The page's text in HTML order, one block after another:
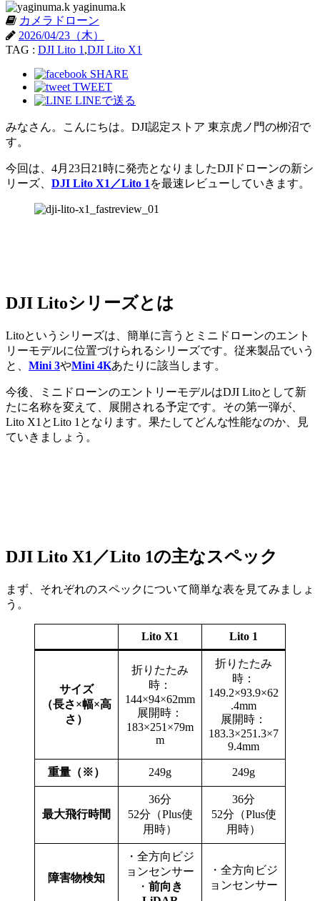
yaginuma.k
カメラドローン
2026/04/23（木）
TAG : DJI Lito 1 ,DJI Lito X1
SHARE
TWEET
LINEで送る
みなさん。こんにちは。DJI認定ストア 東京虎ノ門の栁沼で
す。
今回は、4月23日21時に発売となりましたDJIドローンの新シ
リーズ、 DJI Lito X1／Lito 1 を最速レビューしていきます。
DJI Litoシリーズとは
Litoというシリーズは、簡単に言うとミニドローンのエント
リーモデルに位置づけられるシリーズです。従来製品でいう
と、 Mini 3やMini 4Kあたりに該当します。
今後、ミニドローンのエントリーモデルはDJI Litoとして新
たに名称を変えて、展開される予定です。その第一弾が、
Lito X1とLito 1となります。果たしてどんな性能なのか、見
ていきましょう。
DJI Lito X1／Lito 1の主なスペック
まず、それぞれのスペックについて簡単な表を見てみましょ
う。
Lito X1 Lito 1
サイズ
（長さ×幅×高
さ）
折りたたみ
時：
144×94×62mm
展開時：
183×251×79m
m
折りたたみ
時：
149.2×93.9×62
.4mm
展開時：
183.3×251.3×7
9.4mm
重量（※） 249g 249g
最大飛行時間
36分
52分（Plus使
用時）
36分
52分（Plus使
用時）
障害物検知
・全方向ビジ
ョンセンサー
・ 前向き
・全方向ビジ
ョンセンサー